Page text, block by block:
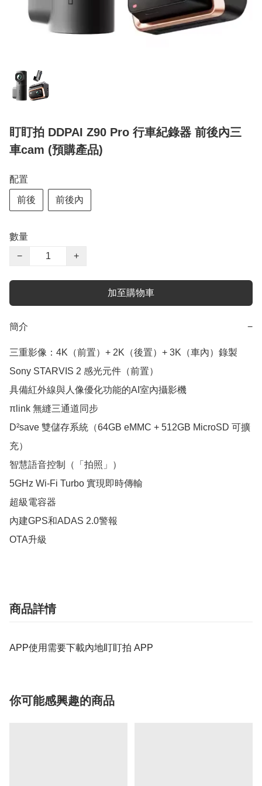
盯盯拍 DDPAI Z90 Pro 行車紀錄器 前後內三
車cam (預購產品)
配置
前後 前後內
數量
−
+
加至購物車
簡介 −
三重影像：4K（前置）+ 2K（後置）+ 3K（車內）錄製
Sony STARVIS 2 感光元件（前置）
具備紅外線與人像優化功能的AI室內攝影機
πlink 無縫三通道同步
D²save 雙儲存系統（64GB eMMC + 512GB MicroSD 可擴
充）
智慧語音控制（「拍照」）
5GHz Wi-Fi Turbo 實現即時傳輸
超級電容器
內建GPS和ADAS 2.0警報
OTA升級
商品詳情
APP使用需要下載內地盯盯拍 APP
你可能感興趣的商品